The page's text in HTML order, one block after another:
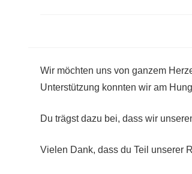
Wir möchten uns von ganzem
Unterstützung konnten wir am
Du trägst dazu bei, dass wir
Vielen Dank, dass du Teil unserer